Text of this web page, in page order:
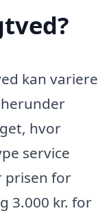
kan variere
hvor
service
prisen for
3.000 kr. for